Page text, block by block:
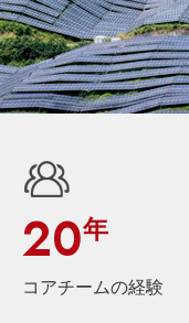
20年
コアチームの経験